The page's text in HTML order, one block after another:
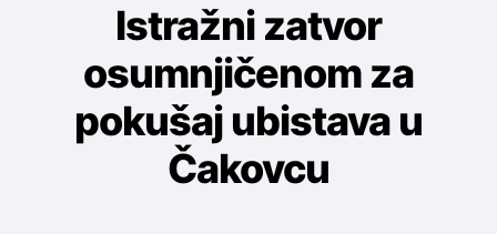
Istražni zatvor
osumnjičenom za
pokušaj ubistava u
Čakovcu